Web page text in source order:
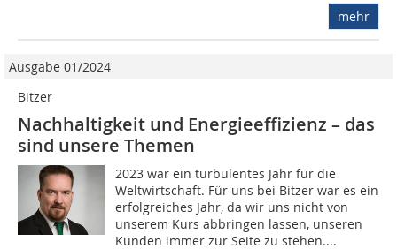
mehr
Ausgabe 01/2024
Bitzer
Nachhaltigkeit und Energieeffizienz – das
sind unsere Themen
2023 war ein turbulentes Jahr für die
Weltwirtschaft. Für uns bei Bitzer war es ein
erfolgreiches Jahr, da wir uns nicht von
unserem Kurs abbringen lassen, unseren
Kunden immer zur Seite zu stehen....